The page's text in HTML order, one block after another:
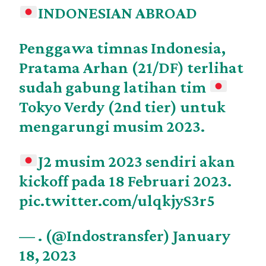
INDONESIAN ABROAD
Penggawa timnas Indonesia,
Pratama Arhan (21/DF) terlihat
sudah gabung latihan tim
Tokyo Verdy (2nd tier) untuk
mengarungi musim 2023.
J2 musim 2023 sendiri akan
kickoff pada 18 Februari 2023.
pic.twitter.com/ulqkjyS3r5
— . (@Indostransfer) January
18, 2023